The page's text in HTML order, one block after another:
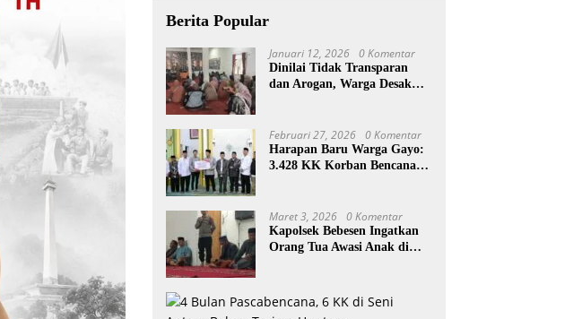
Berita Popular
Januari 12, 2026 0 Komentar
Dinilai Tidak Transparan
dan Arogan, Warga Desak
Februari 27, 2026 0 Komentar
Harapan Baru Warga Gayo:
3.428 KK Korban Bencana
Maret 3, 2026 0 Komentar
Kapolsek Bebesen Ingatkan
Orang Tua Awasi Anak di